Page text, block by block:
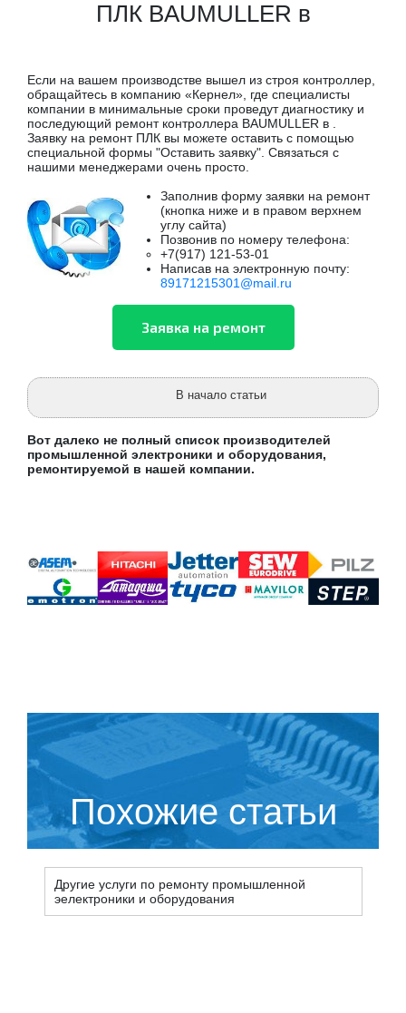
ПЛК BAUMULLER в
Если на вашем производстве вышел из строя контроллер,
обращайтесь в компанию «Кернел», где специалисты
компании в минимальные сроки проведут диагностику и
последующий ремонт контроллера BAUMULLER в .
Заявку на ремонт ПЛК вы можете оставить с помощью
специальной формы "Оставить заявку". Связаться с
нашими менеджерами очень просто.
Заполнив форму заявки на ремонт
(кнопка ниже и в правом верхнем
углу сайта)
Позвонив по номеру телефона:
+7(917) 121-53-01
Написав на электронную почту:
89171215301@mail.ru
В начало статьи
Вот далеко не полный список производителей
промышленной электроники и оборудования,
ремонтируемой в нашей компании.
Похожие статьи
Другие услуги по ремонту промышленной
эелектроники и оборудования